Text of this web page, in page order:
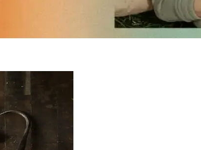
Yöntemleri
göre şekillenir. Önceden hazırlık ve uyumlu parçalar,